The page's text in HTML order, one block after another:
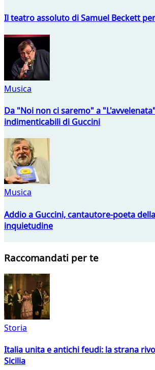
Il teatro assoluto di Samuel Beckett
Musica
Da "Noi non ci saremo" a
indimenticabili di Guccini
Musica
Addio a Guccini, cantautore-poeta
inquietudine
Raccomandati per te
Storia
Italia unita e antichi feudi: la strana
Sicilia